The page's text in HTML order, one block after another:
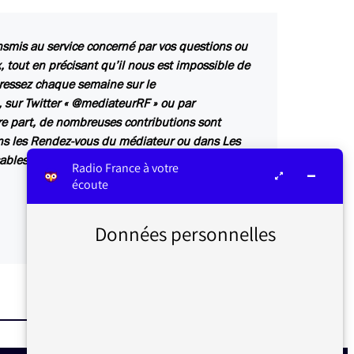
au service concerné par vos questions ou
tout en précisant qu’il nous est impossible de
chaque semaine sur le
Twitter « @mediateurRF » ou par
part, de nombreuses contributions sont
lesRendez-vous du médiateurou dansLes
des antennes de Radio France.
Radio France à votre
écoute
Données personnelles